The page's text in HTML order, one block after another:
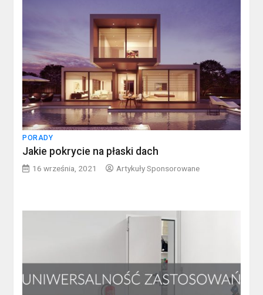
PORADY
Jakie pokrycie na płaski dach
16 września, 2021 Artykuły Sponsorowane